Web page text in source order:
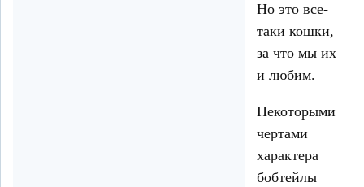
Но это все-
таки кошки,
за что мы их
и любим.
Некоторыми
чертами
характера
бобтейлы